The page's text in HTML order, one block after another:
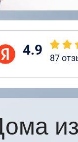
4.9 87